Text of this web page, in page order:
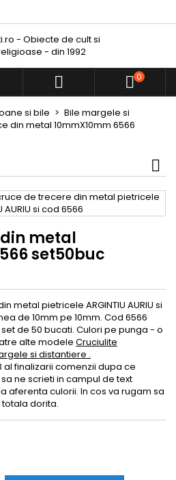
 0
si bile
Bile margele si
din metal 10mmX10mm 6566
metal
set50buc
metal pietricele ARGINTIU AURIU si
de 10mm pe 10mm. Cod 6566
de 50 bucati. Culori pe punga - o
alte modele Cruciulite
si distantiere .
al finalizarii comenzii dupa ce
ne scrieti in campul de text
aferenta culorii. In cos va rugam sa
dorita.